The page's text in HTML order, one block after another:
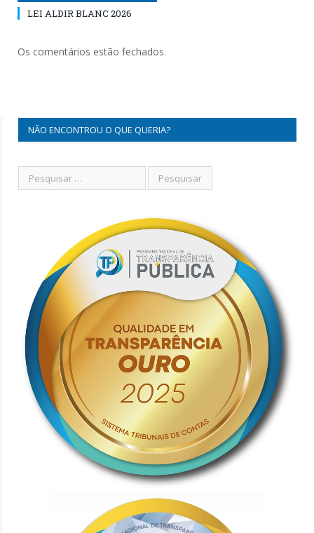
LEI ALDIR BLANC 2026
Os comentários estão fechados.
NÃO ENCONTROU O QUE QUERIA?